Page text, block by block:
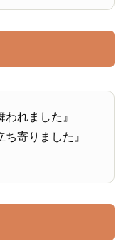
れました』
寄りました』